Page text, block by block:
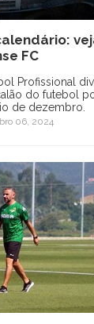
FC
Profissional
do futebol
de dezembro.
06, 2024